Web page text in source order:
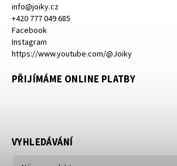
info@joiky.cz
+420 777 049 685
Facebook
Instagram
https://www.youtube.com/@Joiky
PŘIJÍMÁME ONLINE PLATBY
VYHLEDÁVÁNÍ